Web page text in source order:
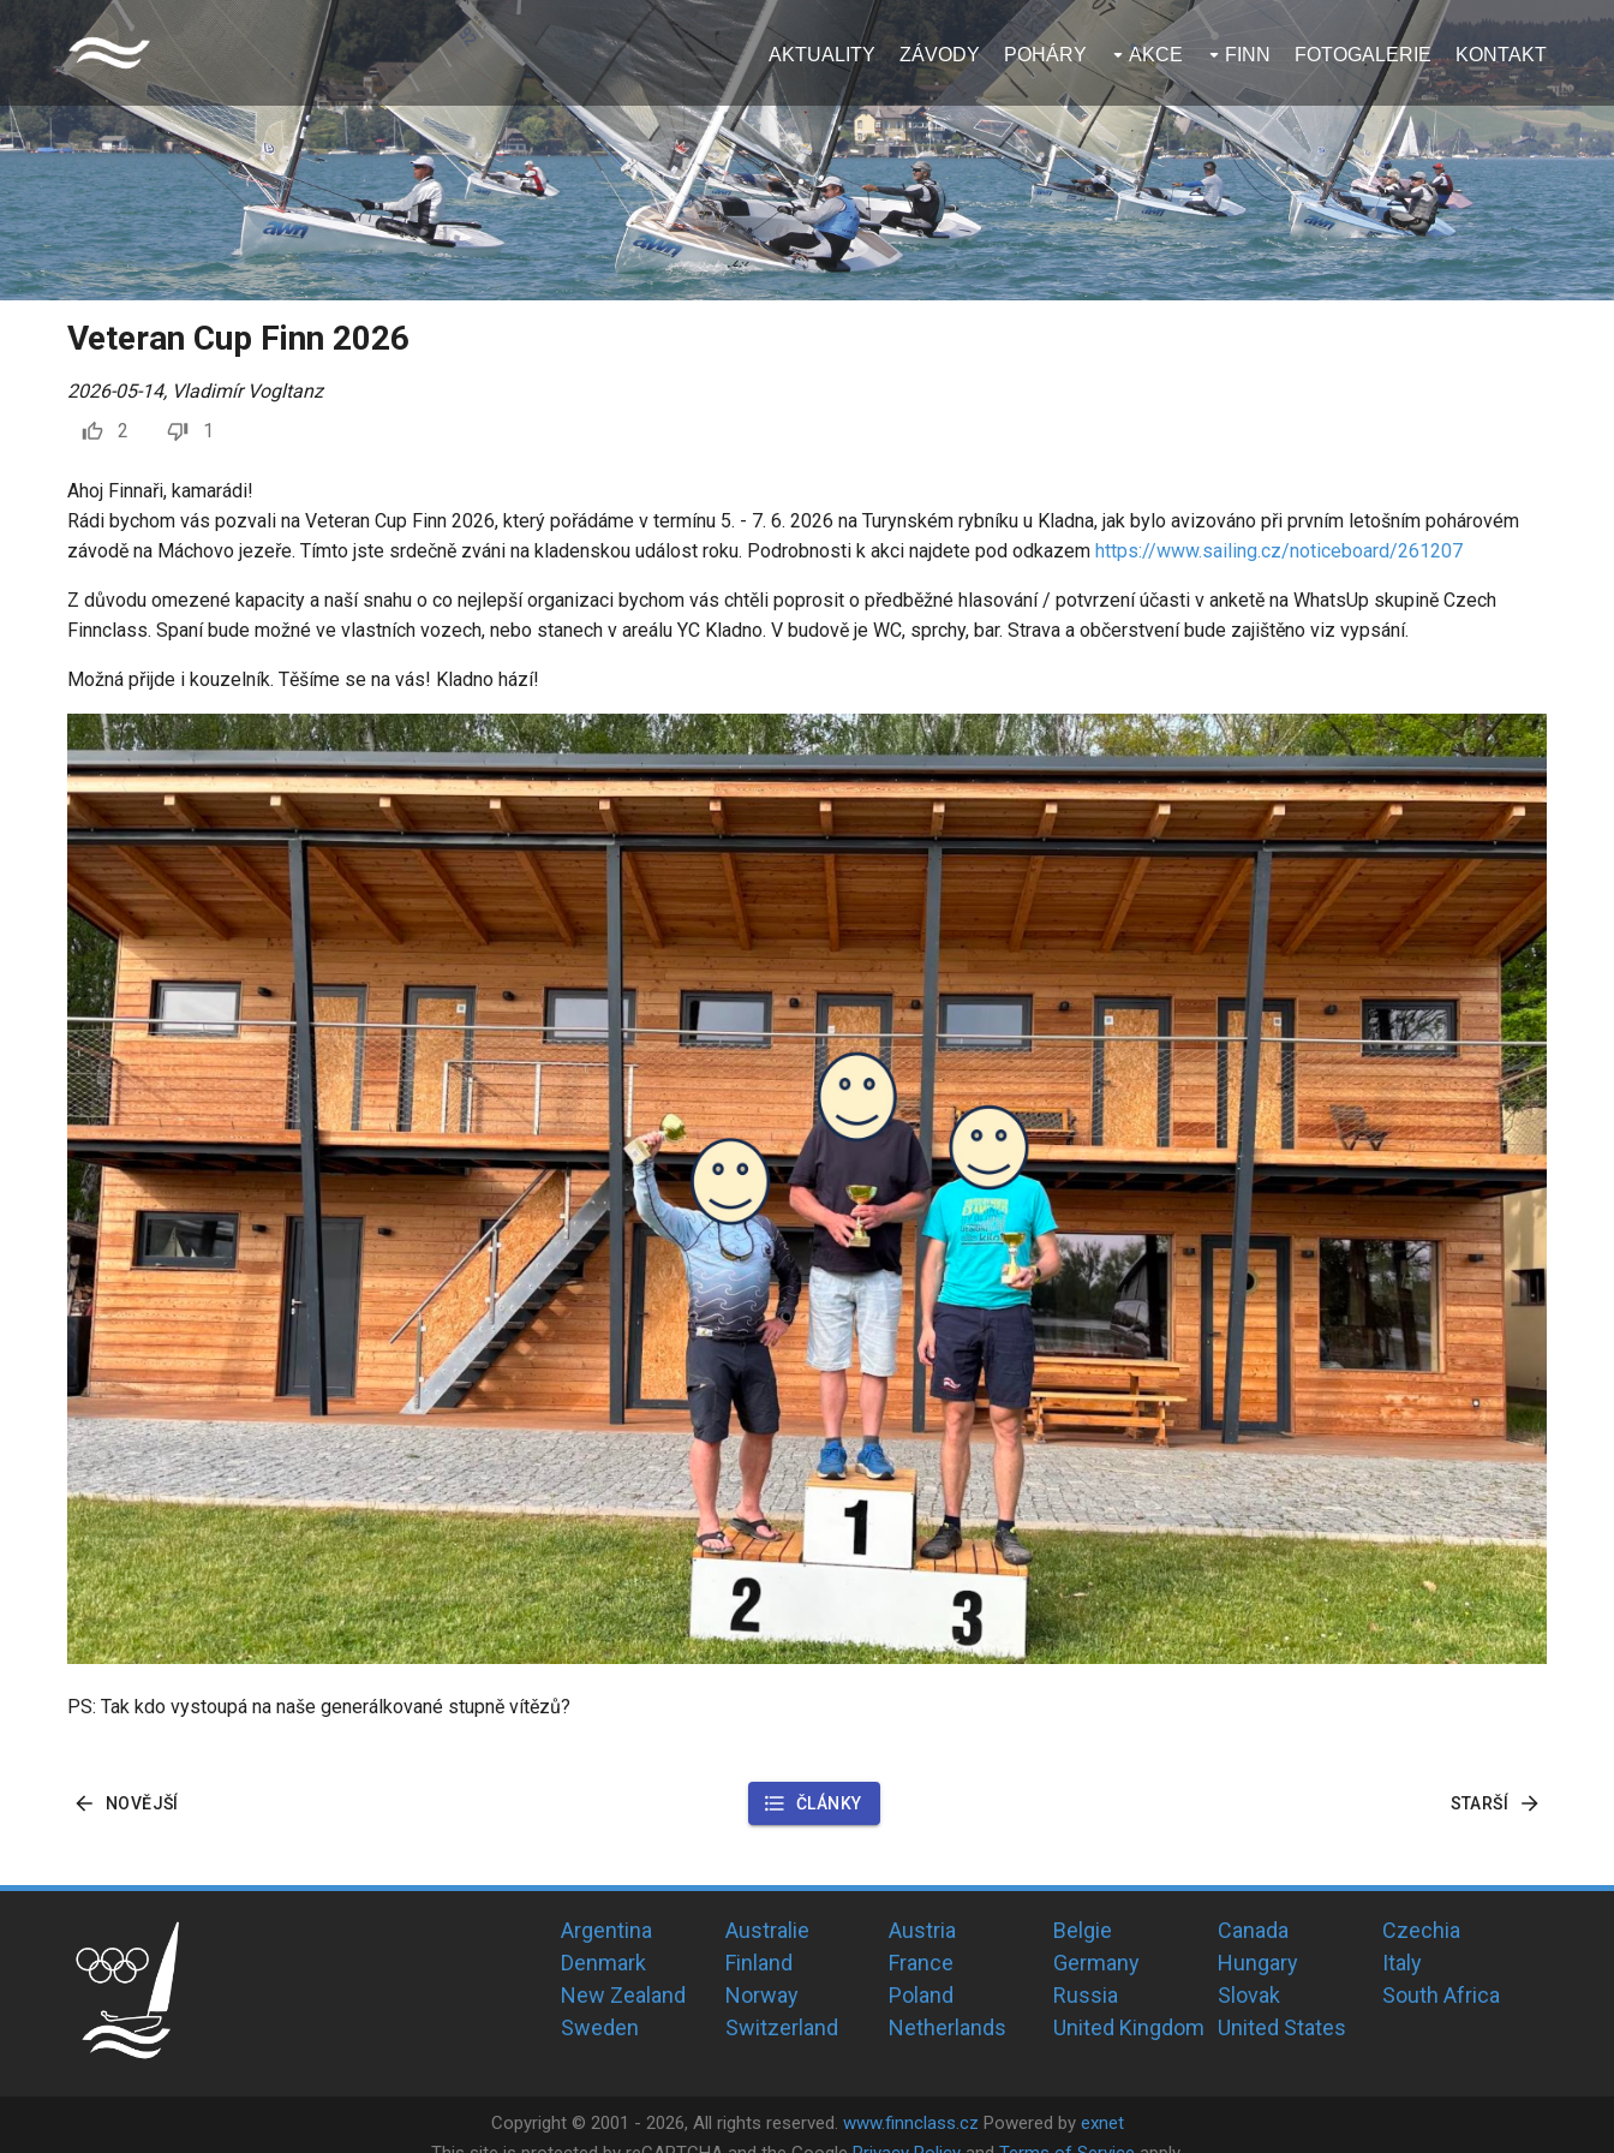
AKTUALITY ZÁVODY POHÁRY AKCE FINN FOTOGALERIE KONTAKT
Veteran Cup Finn 2026
2026-05-14, Vladimír Vogltanz
2
1
Ahoj Finnaři, kamarádi!
Rádi bychom vás pozvali na Veteran Cup Finn 2026, který pořádáme v termínu 5. - 7. 6. 2026 na Turynském rybníku u Kladna, jak bylo avizováno při prvním letošním pohárovém
závodě na Máchovo jezeře. Tímto jste srdečně zváni na kladenskou událost roku. Podrobnosti k akci najdete pod odkazem https://www.sailing.cz/noticeboard/261207
Z důvodu omezené kapacity a naší snahu o co nejlepší organizaci bychom vás chtěli poprosit o předběžné hlasování / potvrzení účasti v anketě na WhatsUp skupině Czech
Finnclass. Spaní bude možné ve vlastních vozech, nebo stanech v areálu YC Kladno. V budově je WC, sprchy, bar. Strava a občerstvení bude zajištěno viz vypsání.
Možná přijde i kouzelník. Těšíme se na vás! Kladno hází!
PS: Tak kdo vystoupá na naše generálkované stupně vítězů?
NOVĚJŠÍ ČLÁNKY STARŠÍ
Argentina Australie Austria Belgie Canada
Czechia
Denmark
Finland France Germany Hungary
Italy
New Zealand
Norway Poland Russia Slovak
South Africa
Sweden
Switzerland Netherlands United Kingdom United States
Copyright © 2001 - 2026, All rights reserved. www.finnclass.cz Powered by exnet